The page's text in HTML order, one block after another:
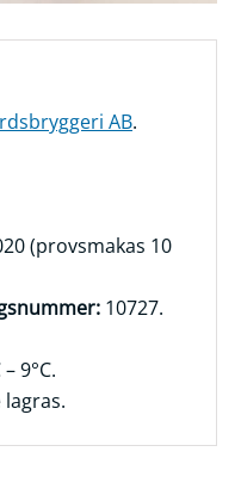
AB.
(provsmakas 10
10727.
– 9°C.
lagras.